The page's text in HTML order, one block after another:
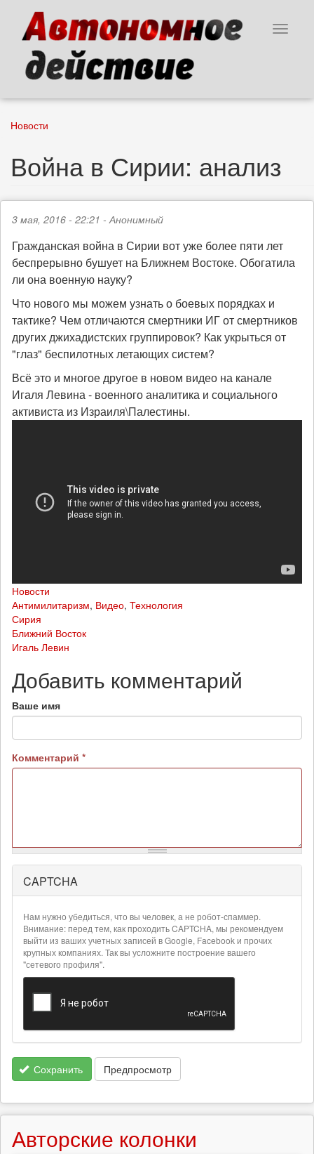
основному
содержанию
Toggle
Новости
Война в Сирии: анализ
3 мая, 2016 - 22:21 -Анонимный
Гражданская война в Сирии вот уже более пяти лет
беспрерывно бушует на Ближнем Востоке. Обогатила
ли она военную науку?
Что нового мы можем узнать о боевых порядках и
тактике? Чем отличаются смертники ИГ от смертников
других джихадистских группировок? Как укрыться от
"глаз" беспилотных летающих систем?
Всё это и многое другое в новом видео на канале
Игаля Левина - военного аналитика и социального
активиста из Израиля\Палестины.
Новости
Антимилитаризм, Видео, Технология
Сирия
Ближний Восток
Игаль Левин
Добавить комментарий
Ваше имя
Комментарий *
Более
подробная
информация
текстовых
форматах
CAPTCHA
Нам нужно убедиться, что вы человек, а не робот-спаммер.
Внимание: перед тем, как проходить CAPTCHA, мы рекомендуем
выйти из ваших учетных записей в Google, Facebook и прочих
крупных компаниях. Так вы усложните построение вашего
"сетевого профиля".
Сохранить Предпросмотр
Авторские колонки